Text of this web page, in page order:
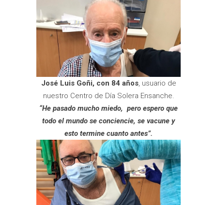
José Luis Goñi, con 84 años, usuario de
nuestro Centro de Día Solera Ensanche.
“He pasado mucho miedo, pero espero que
todo el mundo se conciencie, se vacune y
esto termine cuanto antes”.